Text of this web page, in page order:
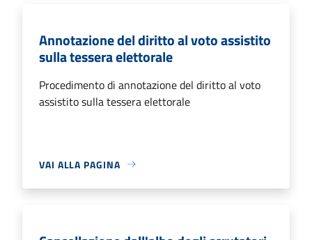
Annotazione del diritto al voto assistito
sulla tessera elettorale
Procedimento di annotazione del diritto al voto
assistito sulla tessera elettorale
VAI ALLA PAGINA